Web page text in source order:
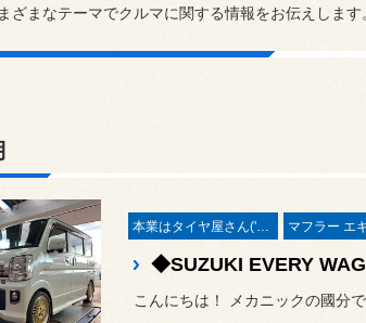
ざまなテーマでクルマに関する情報をお伝えします
本業はタイヤ屋さん('ω')/
こんにちは！ メカニックの國分